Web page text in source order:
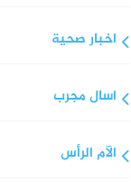
اخبار صحية
اسال مجرب
الآم الرأس